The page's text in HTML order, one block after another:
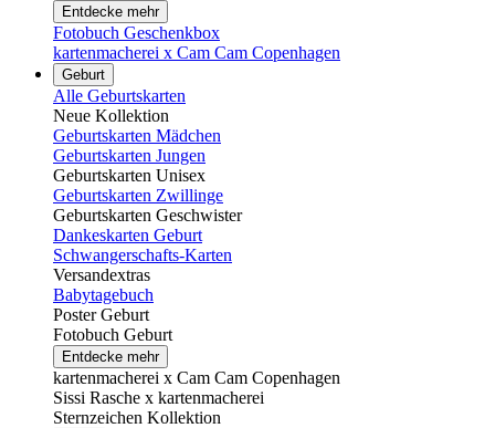
Entdecke mehr
Fotobuch Geschenkbox
kartenmacherei x Cam Cam Copenhagen
Geburt
Alle Geburtskarten
Neue Kollektion
Geburtskarten Mädchen
Geburtskarten Jungen
Geburtskarten Unisex
Geburtskarten Zwillinge
Geburtskarten Geschwister
Dankeskarten Geburt
Schwangerschafts-Karten
Versandextras
Babytagebuch
Poster Geburt
Fotobuch Geburt
Entdecke mehr
kartenmacherei x Cam Cam Copenhagen
Sissi Rasche x kartenmacherei
Sternzeichen Kollektion